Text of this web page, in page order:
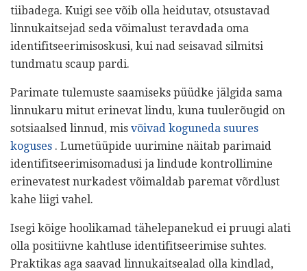
tiibadega. Kuigi see võib olla heidutav, otsustavad
linnukaitsejad seda võimalust teravdada oma
identifitseerimisoskusi, kui nad seisavad silmitsi
tundmatu scaup pardi.
Parimate tulemuste saamiseks püüdke jälgida sama
linnukaru mitut erinevat lindu, kuna tuulerõugid on
sotsiaalsed linnud, mis võivad koguneda suures
koguses . Lumetüüpide uurimine näitab parimaid
identifitseerimisomadusi ja lindude kontrollimine
erinevatest nurkadest võimaldab paremat võrdlust
kahe liigi vahel.
Isegi kõige hoolikamad tähelepanekud ei pruugi alati
olla positiivne kahtluse identifitseerimise suhtes.
Praktikas aga saavad linnukaitsealad olla kindlad,